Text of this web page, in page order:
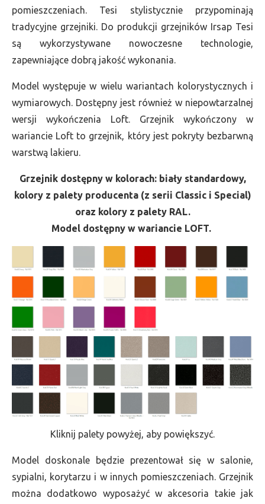
pomieszczeniach. Tesi stylistycznie przypominają
tradycyjne grzejniki. Do produkcji grzejników Irsap Tesi
są wykorzystywane nowoczesne technologie,
zapewniające dobrą jakość wykonania.
Model występuje w wielu wariantach kolorystycznych i
wymiarowych. Dostępny jest również w niepowtarzalnej
wersji wykończenia Loft. Grzejnik wykończony w
wariancie Loft to grzejnik, który jest pokryty bezbarwną
warstwą lakieru.
Grzejnik dostępny w kolorach: biały standardowy,
kolory z palety producenta (z serii Classic i Special)
oraz kolory z palety RAL.
Model dostępny w wariancie LOFT.
Kliknij palety powyżej, aby powiększyć.
Model doskonale będzie prezentował się w salonie,
sypialni, korytarzu i w innych pomieszczeniach. Grzejnik
można dodatkowo wyposażyć w akcesoria takie jak